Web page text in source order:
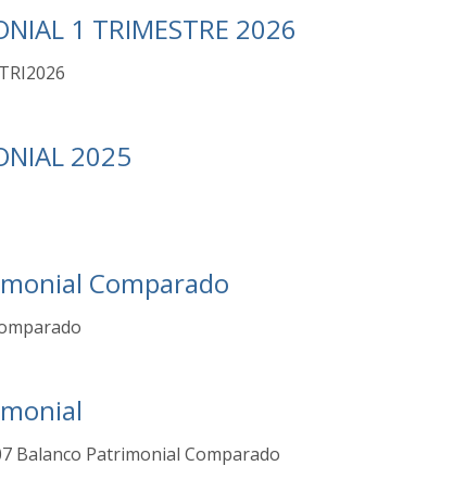
1 TRIMESTRE 2026
2025
Comparado
Balanco Patrimonial Comparado